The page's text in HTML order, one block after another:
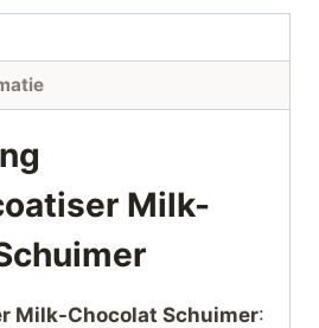
Milk-
Milk-Chocolat Schuimer: